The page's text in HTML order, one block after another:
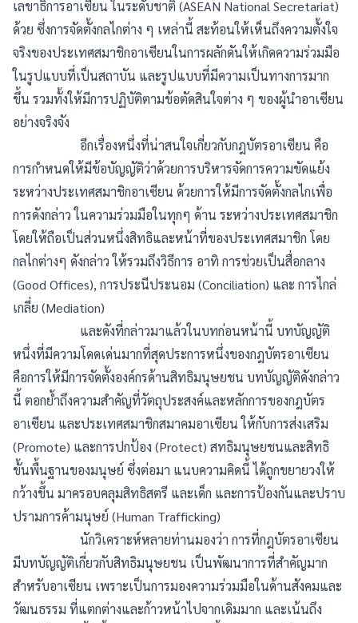
เลขาธิการอาเซียน ในระดับชาติ (ASEAN National Secretariat)
ด้วย ซึ่งการจัดตั้งกลไกต่าง ๆ เหล่านี้ สะท้อนให้เห็นถึงความตั้งใจ
จริงของประเทศสมาชิกอาเซียนในการผลักดันให้เกิดความร่วมมือ
ในรูปแบบที่เป็นสถาบัน และรูปแบบที่มีความเป็นทางการมาก
ขึ้น รวมทั้งให้มีการปฏิบัติตามข้อตัดสินใจต่าง ๆ ของผู้นำอาเซียน
อย่างจริงจัง
อีกเรื่องหนึ่งที่น่าสนใจเกี่ยวกับกฎบัตรอาเซียน คือ
การกำหนดให้มีข้อบัญญัติว่าด้วยการบริหารจัดการความขัดแย้ง
ระหว่างประเทศสมาชิกอาเซียน ด้วยการให้มีการจัดตั้งกลไกเพื่อ
การดังกล่าว ในความร่วมมือในทุกๆ ด้าน ระหว่างประเทศสมาชิก
โดยให้ถือเป็นส่วนหนึ่งสิทธิและหน้าที่ของประเทศสมาชิก โดย
กลไกต่างๆ ดังกล่าว ให้รวมถึงวิธีการ อาทิ การช่วยเป็นสื่อกลาง
(Good Offices), การประนีประนอม (Conciliation) และ การไกล่
เกลี่ย (Mediation)
และดังที่กล่าวมาแล้วในบทก่อนหน้านี้ บทบัญญัติ
หนึ่งที่มีความโดดเด่นมากที่สุดประการหนึ่งของกฎบัตรอาเซียน
คือการให้มีการจัดตั้งองค์กรด้านสิทธิมนุษยชน บทบัญญัติดังกล่าว
นี้ ตอกย้ำถึงความสำคัญที่วัตถุประสงค์และหลักการของกฎบัตร
อาเซียน และประเทศสมาชิกสมาคมอาเซียน ให้กับการส่งเสริม
(Promote) และการปกป้อง (Protect) สทธิมนุษยชนและสิทธิ
ขั้นพื้นฐานของมนุษย์ ซึ่งต่อมา แนบความคิดนี้ ได้ถูกขยายวงให้
กว้างขึ้น มาครอบคลุมสิทธิสตรี และเด็ก และการป้องกันและปราบ
ปรามการค้ามนุษย์ (Human Trafficking)
นักวิเคราะห์หลายท่านมองว่า การที่กฎบัตรอาเซียน
มีบทบัญญัติเกี่ยวกับสิทธิมนุษยชน เป็นพัฒนาการที่สำคัญมาก
สำหรับอาเซียน เพราะเป็นการมองความร่วมมือในด้านสังคมและ
วัฒนธรรม ที่แตกต่างและก้าวหน้าไปจากเดิมมาก และเน้นถึง